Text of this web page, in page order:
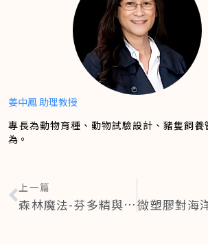
姜中鳳 助理教授
專長為動物育種、動物試驗設計、豬隻飼養
為。
上一篇
森林魔法-芬多精與精油